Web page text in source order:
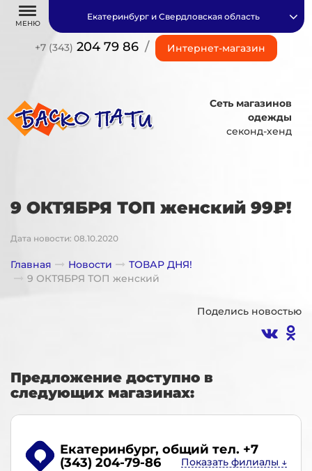
МЕНЮ
+7 (343) 204 79 86 / Интернет-магазин
Екатеринбург и Свердловская область
Сеть магазинов
одежды
секонд-хенд
9 ОКТЯБРЯ ТОП женский 99₽!
Дата новости: 08.10.2020
Главная Новости
ТОВАР ДНЯ!
9 ОКТЯБРЯ ТОП женский
Поделись новостью
Предложение доступно в
следующих магазинах:
Екатеринбург, общий тел. +7
(343) 204-79-86